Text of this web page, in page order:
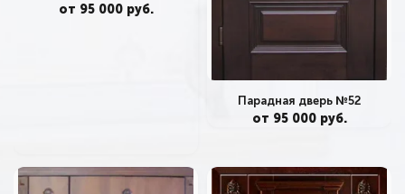
от 95 000 руб.
Парадная дверь №52
от 95 000 руб.